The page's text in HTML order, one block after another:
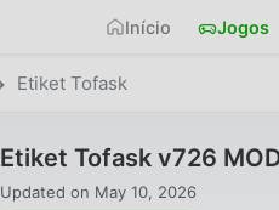
Início Jogos
Etiket Tofask
Etiket Tofask v726
Updated on May 10, 2026